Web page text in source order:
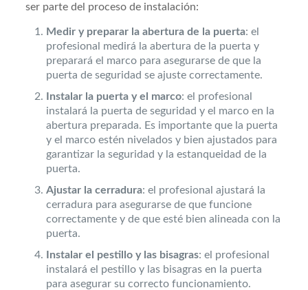
ser parte del proceso de instalación:
Medir y preparar la abertura de la puerta: el
profesional medirá la abertura de la puerta y
preparará el marco para asegurarse de que la
puerta de seguridad se ajuste correctamente.
Instalar la puerta y el marco: el profesional
instalará la puerta de seguridad y el marco en la
abertura preparada. Es importante que la puerta
y el marco estén nivelados y bien ajustados para
garantizar la seguridad y la estanqueidad de la
puerta.
Ajustar la cerradura: el profesional ajustará la
cerradura para asegurarse de que funcione
correctamente y de que esté bien alineada con la
puerta.
Instalar el pestillo y las bisagras: el profesional
instalará el pestillo y las bisagras en la puerta
para asegurar su correcto funcionamiento.